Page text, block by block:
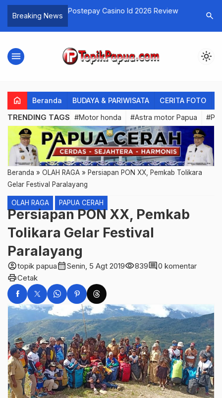
Breaking News
Wilayah
Postepay Casino Id 2026 Review
Ios search
menu light_mode
home Beranda BUDAYA & PARIWISATA CERITA FOTO
TRENDING TAGS #Motor honda #Astra motor Papua
Beranda » OLAH RAGA » Persiapan PON XX, Pemkab Tolikara
Gelar Festival Paralayang
OLAH RAGA PAPUA CERAH
Persiapan PON XX, Pemkab
Tolikara Gelar Festival
Paralayang
account_circletopik papuacalendar_monthSenin, 5 Agt 2019visibility839comment0 komentar
printCetak